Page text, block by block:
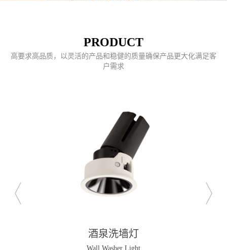
PRODUCT
高要求高品质，以灵活的产品和稳健的质量确保产品更大化满足客
户需求
酒泉洗墙灯
Wall Washer Light